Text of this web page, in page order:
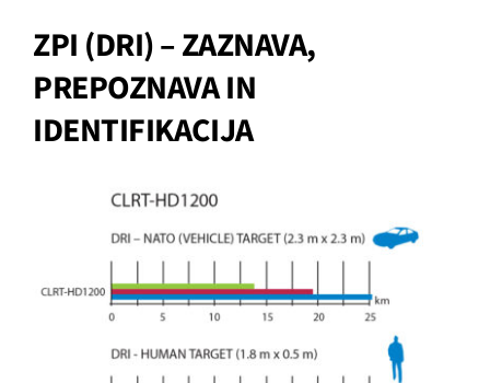
ZPI (DRI) – ZAZNAVA,
PREPOZNAVA IN
IDENTIFIKACIJA